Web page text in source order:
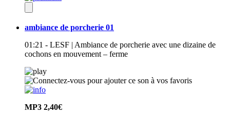
ambiance de porcherie 01
01:21 - LESF | Ambiance de porcherie avec une dizaine de
cochons en mouvement – ferme
MP3 2,40€